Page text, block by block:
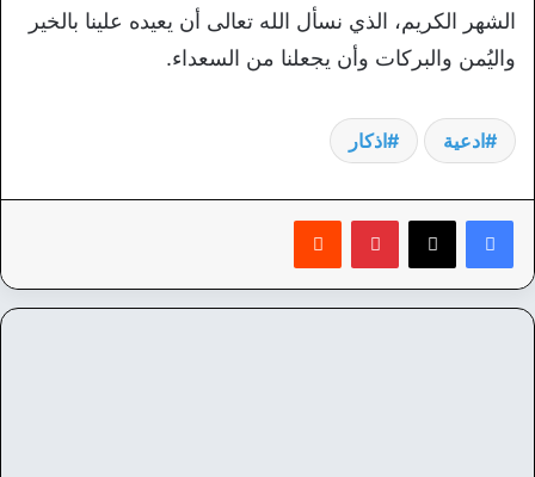
الشهر الكريم، الذي نسأل الله تعالى أن يعيده علينا بالخير
واليُمن والبركات وأن يجعلنا من السعداء.
ادعية اذكار
بينتيريست